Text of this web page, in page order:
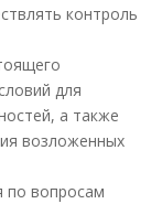
контроль
для
а также
возложенных
по вопросам